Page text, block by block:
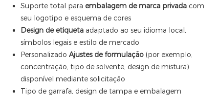
Suporte total para embalagem de marca privada com
seu logotipo e esquema de cores
Design de etiqueta adaptado ao seu idioma local,
símbolos legais e estilo de mercado
Personalizado Ajustes de formulação (por exemplo,
concentração, tipo de solvente, design de mistura)
disponível mediante solicitação
Tipo de garrafa, design de tampa e embalagem